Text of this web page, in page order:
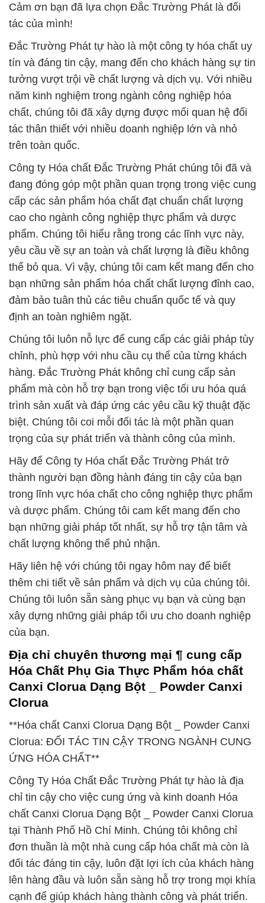
Cảm ơn bạn đã lựa chọn Đắc Trường Phát là đối
tác của mình!
Đắc Trường Phát tự hào là một công ty hóa chất uy
tín và đáng tin cậy, mang đến cho khách hàng sự tin
tưởng vượt trội về chất lượng và dịch vụ. Với nhiều
năm kinh nghiệm trong ngành công nghiệp hóa
chất, chúng tôi đã xây dựng được mối quan hệ đối
tác thân thiết với nhiều doanh nghiệp lớn và nhỏ
trên toàn quốc.
Công ty Hóa chất Đắc Trường Phát chúng tôi đã và
đang đóng góp một phần quan trọng trong việc cung
cấp các sản phẩm hóa chất đạt chuẩn chất lượng
cao cho ngành công nghiệp thực phẩm và dược
phẩm. Chúng tôi hiểu rằng trong các lĩnh vực này,
yêu cầu về sự an toàn và chất lượng là điều không
thể bỏ qua. Vì vậy, chúng tôi cam kết mang đến cho
bạn những sản phẩm hóa chất chất lượng đỉnh cao,
đảm bảo tuân thủ các tiêu chuẩn quốc tế và quy
định an toàn nghiêm ngặt.
Chúng tôi luôn nỗ lực để cung cấp các giải pháp tùy
chỉnh, phù hợp với nhu cầu cụ thể của từng khách
hàng. Đắc Trường Phát không chỉ cung cấp sản
phẩm mà còn hỗ trợ bạn trong việc tối ưu hóa quá
trình sản xuất và đáp ứng các yêu cầu kỹ thuật đặc
biệt. Chúng tôi coi mỗi đối tác là một phần quan
trọng của sự phát triển và thành công của mình.
Hãy để Công ty Hóa chất Đắc Trường Phát trở
thành người bạn đồng hành đáng tin cậy của bạn
trong lĩnh vực hóa chất cho công nghiệp thực phẩm
và dược phẩm. Chúng tôi cam kết mang đến cho
bạn những giải pháp tốt nhất, sự hỗ trợ tận tâm và
chất lượng không thể phủ nhận.
Hãy liên hệ với chúng tôi ngay hôm nay để biết
thêm chi tiết về sản phẩm và dịch vụ của chúng tôi.
Chúng tôi luôn sẵn sàng phục vụ bạn và cùng bạn
xây dựng những giải pháp tối ưu cho doanh nghiệp
của bạn.
Địa chỉ chuyên thương mại ¶ cung cấp
Hóa Chất Phụ Gia Thực Phẩm hóa chất
Canxi Clorua Dạng Bột _ Powder Canxi
Clorua
**Hóa chất Canxi Clorua Dạng Bột _ Powder Canxi
Clorua: ĐỐI TÁC TIN CẬY TRONG NGÀNH CUNG
ỨNG HÓA CHẤT**
Công Ty Hóa Chất Đắc Trường Phát tự hào là địa
chỉ tin cậy cho việc cung ứng và kinh doanh Hóa
chất Canxi Clorua Dạng Bột _ Powder Canxi Clorua
tại Thành Phố Hồ Chí Minh. Chúng tôi không chỉ
đơn thuần là một nhà cung cấp hóa chất mà còn là
đối tác đáng tin cậy, luôn đặt lợi ích của khách hàng
lên hàng đầu và luôn sẵn sàng hỗ trợ trong mọi khía
cạnh để giúp khách hàng thành công và phát triển.